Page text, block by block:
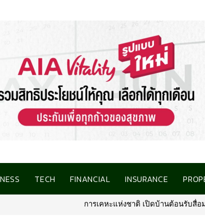
TECH FINANCIAL INSURANCE
เปิดบ้านต้อนรับสื่อมวลชน ชูโครงการที่อยู่อาศัยชลบุรี เชื่อมโอ